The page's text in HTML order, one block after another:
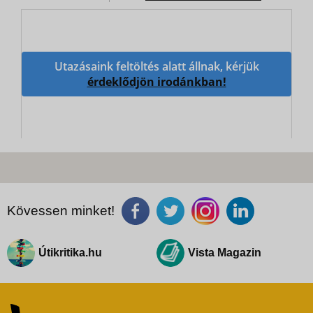
Utazásaink feltöltés alatt állnak, kérjük
érdeklődjön irodánkban!
Kövessen minket!
Útikritika.hu Vista Magazin